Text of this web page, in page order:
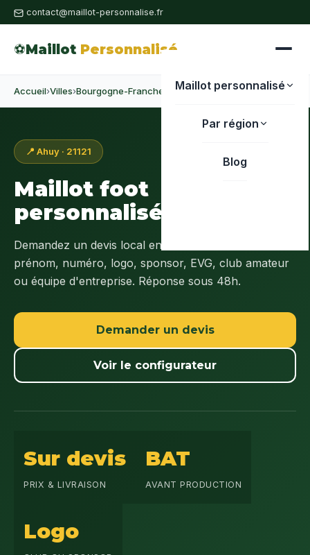
contact@maillot-personnalise.fr
⚽Maillot Personnalisé
Maillot personnalisé
Par région
Blog
Accueil›Villes›Bourgogne-Franche-Comté›Côte-d'Or› Ahuy
📍 Ahuy · 21121
Maillot foot
personnalisé à
Demandez un devis local en
prénom, numéro, logo, sponsor, EVG, club amateur
ou équipe d'entreprise. Réponse sous 48h.
Demander un devis
Voir le configurateur
Sur devis
PRIX & LIVRAISON
BAT
AVANT PRODUCTION
Logo